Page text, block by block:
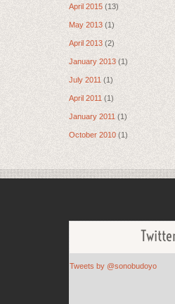
April 2015 (13)
May 2013 (1)
April 2013 (2)
January 2013 (1)
July 2011 (1)
April 2011 (1)
January 2011 (1)
October 2010 (1)
Tweets by @sonobudoyo